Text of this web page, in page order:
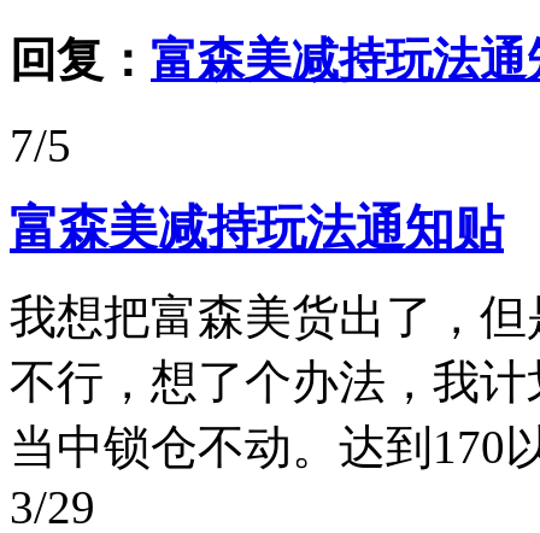
回复： 富森美减持玩法通
7/5
富森美减持玩法通知贴
我想把富森美货出了，
不行，想了个办法，我
当中锁仓不动。达到170
3/29